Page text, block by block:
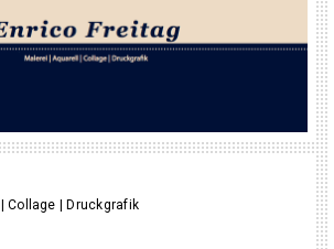
Collage | Druckgrafik